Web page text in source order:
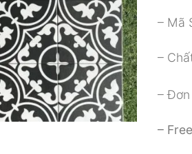
– Mã
–
– Đơn
–